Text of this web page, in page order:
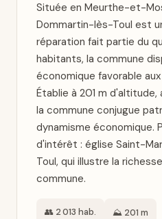
Située en Meurthe-et-
Dommartin-lès-Toul est
réparation fait partie du
habitants, la commune
économique favorable
Établie à 201 m d'altitude,
la commune conjugue
dynamisme économique.
d'intérêt : église Saint-
Toul, qui illustre la
commune.
👥 2 013 hab. ⛰️ 201 m